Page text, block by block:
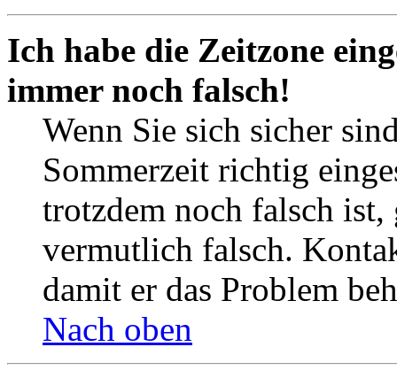
Ich habe die Zeitzone
immer noch falsch!
Wenn Sie sich sicher
Sommerzeit richtig
trotzdem noch falsch ist,
vermutlich falsch.
damit er das Problem
Nach oben